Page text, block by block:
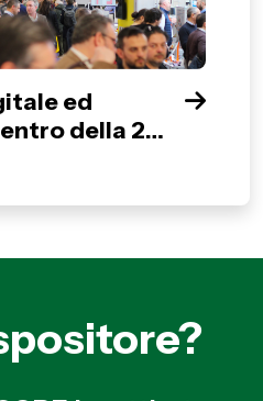
ed
della 22ª